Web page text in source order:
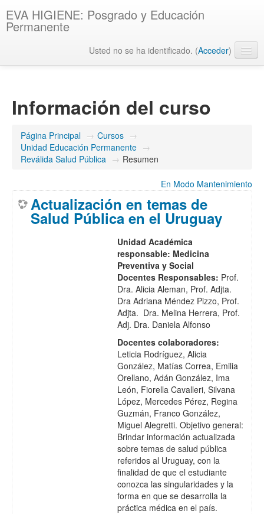
EVA HIGIENE: Posgrado y Educación
Permanente
Usted no se ha identificado. (Acceder)
Información del curso
Página Principal → Cursos →
Unidad Educación Permanente →
Reválida Salud Pública → Resumen
En Modo Mantenimiento
Actualización en temas de
Salud Pública en el Uruguay
Unidad Académica
responsable: Medicina
Preventiva y Social
Docentes Responsables: Prof.
Dra. Alicia Aleman, Prof. Adjta.
Dra Adriana Méndez Pizzo, Prof.
Adjta. Dra. Melina Herrera, Prof.
Adj. Dra. Daniela Alfonso
Docentes colaboradores:
Leticia Rodríguez, Alicia
González, Matías Correa, Emilia
Orellano, Adán González, Ima
León, Fiorella Cavalleri, Silvana
López, Mercedes Pérez, Regina
Guzmán, Franco González,
Miguel Alegretti. Objetivo general:
Brindar información actualizada
sobre temas de salud pública
referidos al Uruguay, con la
finalidad de que el estudiante
conozca las singularidades y la
forma en que se desarrolla la
práctica médica en el país.